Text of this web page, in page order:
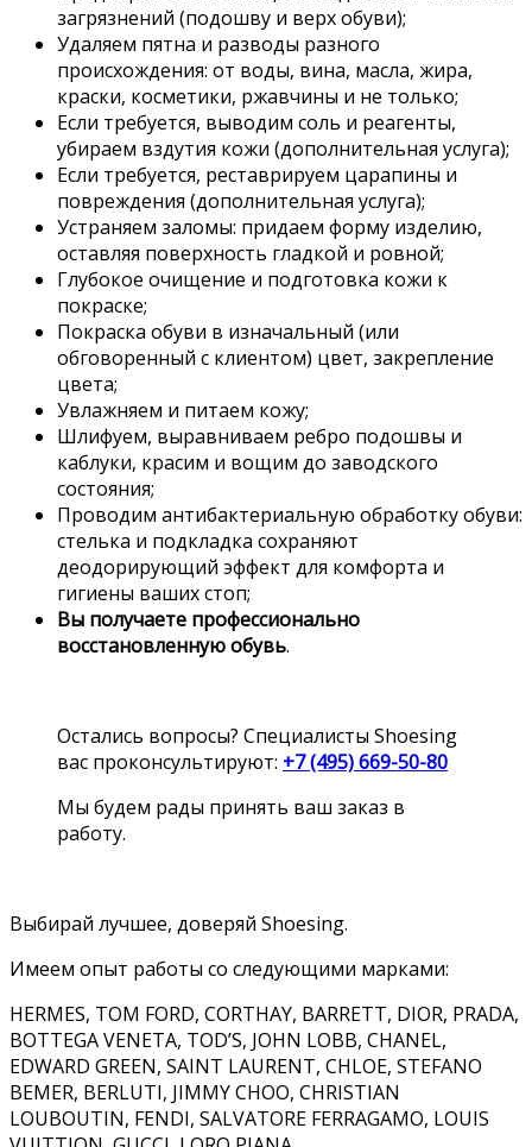
загрязнений (подошву и верх обуви);
Удаляем пятна и разводы разного
происхождения: от воды, вина, масла, жира,
краски, косметики, ржавчины и не только;
Если требуется, выводим соль и реагенты,
убираем вздутия кожи (дополнительная услуга);
Если требуется, реставрируем царапины и
повреждения (дополнительная услуга);
Устраняем заломы: придаем форму изделию,
оставляя поверхность гладкой и ровной;
Глубокое очищение и подготовка кожи к
покраске;
Покраска обуви в изначальный (или
обговоренный с клиентом) цвет, закрепление
цвета;
Увлажняем и питаем кожу;
Шлифуем, выравниваем ребро подошвы и
каблуки, красим и вощим до заводского
состояния;
Проводим антибактериальную обработку обуви:
стелька и подкладка сохраняют
деодорирующий эффект для комфорта и
гигиены ваших стоп;
Вы получаете профессионально
восстановленную обувь.
Остались вопросы? Специалисты Shoesing
вас проконсультируют: +7 (495) 669-50-80
Мы будем рады принять ваш заказ в
работу.
Выбирай лучшее, доверяй Shoesing.
Имеем опыт работы со следующими марками:
HERMES, TOM FORD, CORTHAY, BARRETT, DIOR, PRADA,
BOTTEGA VENETA, TOD’S, JOHN LOBB, CHANEL,
EDWARD GREEN, SAINT LAURENT, CHLOE, STEFANO
BEMER, BERLUTI, JIMMY CHOO, CHRISTIAN
LOUBOUTIN, FENDI, SALVATORE FERRAGAMO, LOUIS